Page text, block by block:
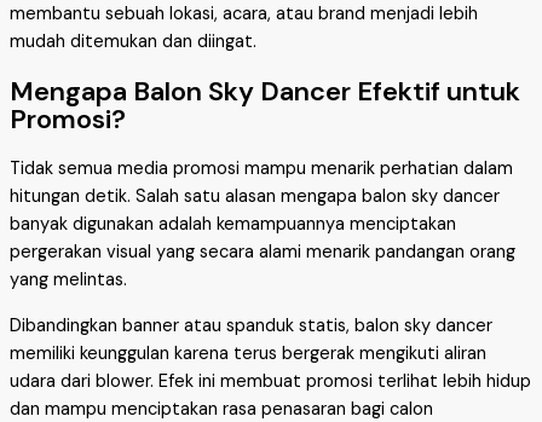
membantu sebuah lokasi, acara, atau brand menjadi lebih
mudah ditemukan dan diingat.
Mengapa Balon Sky Dancer Efektif untuk
Promosi?
Tidak semua media promosi mampu menarik perhatian dalam
hitungan detik. Salah satu alasan mengapa balon sky dancer
banyak digunakan adalah kemampuannya menciptakan
pergerakan visual yang secara alami menarik pandangan orang
yang melintas.
Dibandingkan banner atau spanduk statis, balon sky dancer
memiliki keunggulan karena terus bergerak mengikuti aliran
udara dari blower. Efek ini membuat promosi terlihat lebih hidup
dan mampu menciptakan rasa penasaran bagi calon